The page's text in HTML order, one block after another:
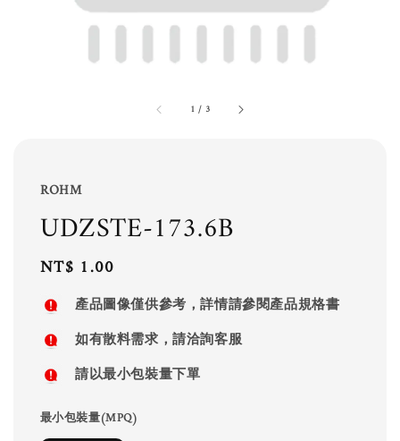
1 / 3
ROHM
UDZSTE-173.6B
Regular
price
NT$ 1.00
產品圖像僅供參考，詳情請參閱產品規格書
如有散料需求，請洽詢客服
請以最小包裝量下單
最小包裝量(MPQ)